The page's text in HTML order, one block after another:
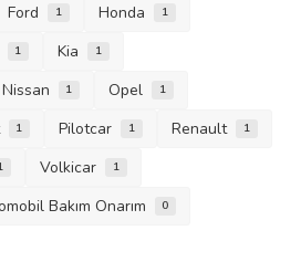
Ford 1 Honda 1
1 Kia 1
Nissan 1 Opel 1
1 Pilotcar 1 Renault 1
Volkicar 1
Bakım Onarım 0